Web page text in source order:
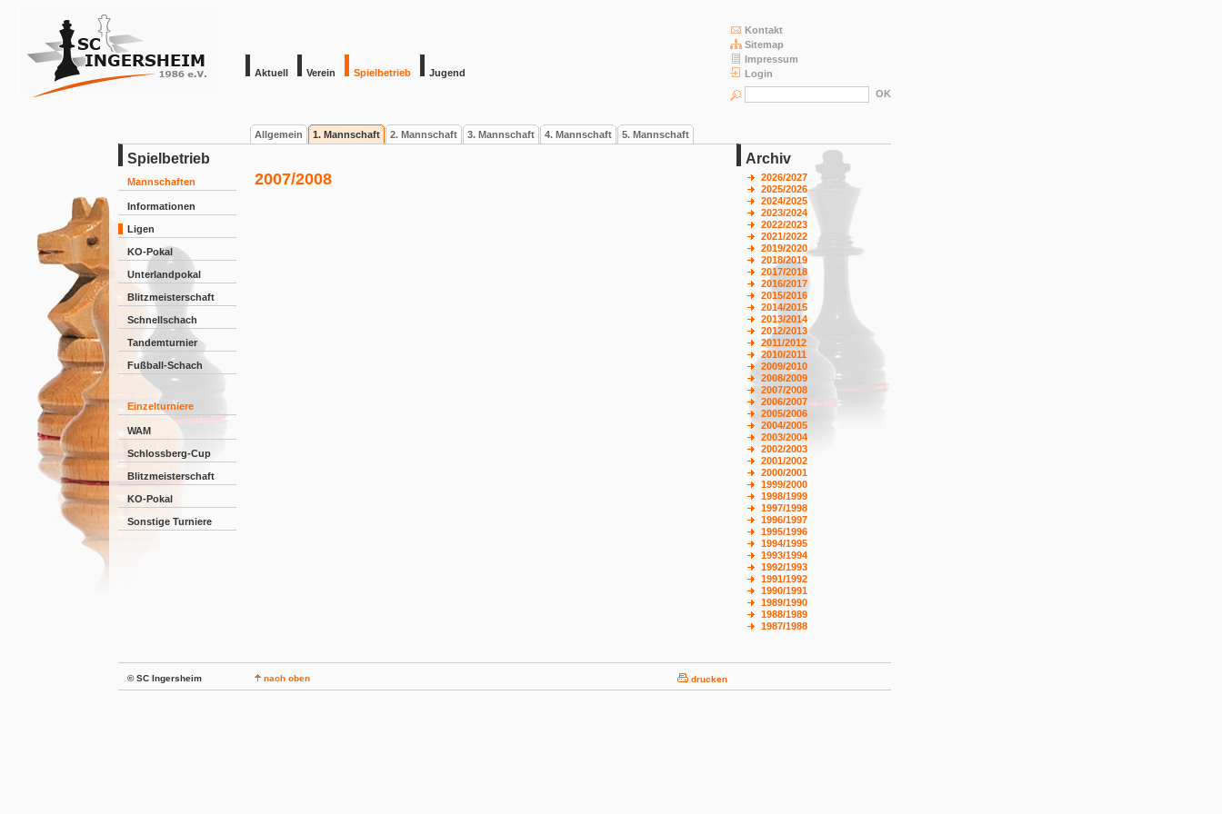
Aktuell Verein Spielbetrieb Jugend
Kontakt
Sitemap
Impressum
Login
Allgemein 1. Mannschaft 2. Mannschaft 3. Mannschaft 4. Mannschaft 5. Mannschaft
Spielbetrieb
Mannschaften
Informationen
Ligen
KO-Pokal
Unterlandpokal
Blitzmeisterschaft
Schnellschach
Tandemturnier
Fußball-Schach
Einzelturniere
WAM
Schlossberg-Cup
Blitzmeisterschaft
KO-Pokal
Sonstige Turniere
2007/2008
Archiv
2026/2027
2025/2026
2024/2025
2023/2024
2022/2023
2021/2022
2019/2020
2018/2019
2017/2018
2016/2017
2015/2016
2014/2015
2013/2014
2012/2013
2011/2012
2010/2011
2009/2010
2008/2009
2007/2008
2006/2007
2005/2006
2004/2005
2003/2004
2002/2003
2001/2002
2000/2001
1999/2000
1998/1999
1997/1998
1996/1997
1995/1996
1994/1995
1993/1994
1992/1993
1991/1992
1990/1991
1989/1990
1988/1989
1987/1988
© SC Ingersheim nach oben drucken